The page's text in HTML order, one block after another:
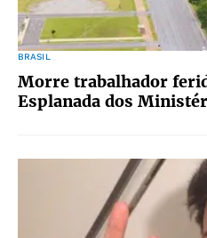
BRASIL
Morre trabalhador
Esplanada dos